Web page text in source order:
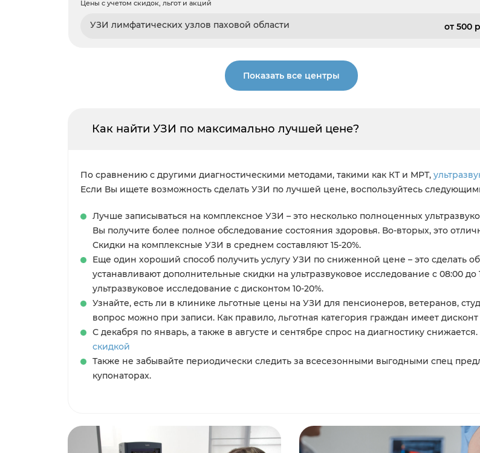
Цены с учетом скидок, льгот и акций
УЗИ лимфатических узлов паховой области от 500
Показать все центры
Как найти УЗИ по максимально лучшей цене?
По сравнению с другими диагностическими методами, такими как КТ и МРТ,
Если Вы ищете возможность сделать УЗИ по лучшей цене, воспользуйтесь
Лучше записываться на комплексное УЗИ – это несколько полноценных
Вы получите более полное обследование состояния здоровья. Во-вторых, это
Скидки на комплексные УЗИ в среднем составляют 15-20%.
Еще один хороший способ получить услугу УЗИ по сниженной цене – это сделать
устанавливают дополнительные скидки на ультразвуковое исследование с 08:00
ультразвуковое исследование с дисконтом 10-20%.
Узнайте, есть ли в клинике льготные цены на УЗИ для пенсионеров, ветеранов,
вопрос можно при записи. Как правило, льготная категория граждан имеет
С декабря по январь, а также в августе и сентябре спрос на диагностику
скидкой
Также не забывайте периодически следить за всесезонными выгодными спец
купонаторах.